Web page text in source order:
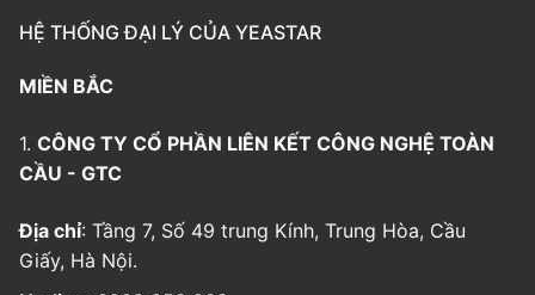
HỆ THỐNG ĐẠI LÝ CỦA YEASTAR
MIỀN BẮC
1. CÔNG TY CỔ PHẦN LIÊN KẾT CÔNG NGHỆ TOÀN
CẦU - GTC
Địa chỉ: Tầng 7, Số 49 trung Kính, Trung Hòa, Cầu
Giấy, Hà Nội.